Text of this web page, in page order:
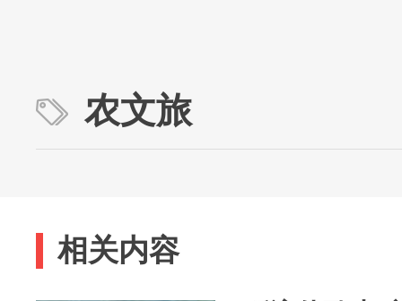
农文旅
相关内容